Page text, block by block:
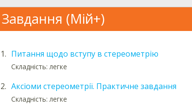
Завдання (Мій+)
1. Питання щодо вступу в стереометрію
Складність: легке
2. Аксіоми стереометрії. Практичне завдання
Складність: легке